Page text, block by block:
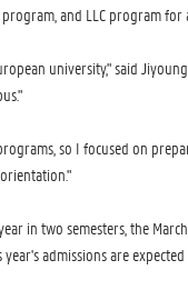
and LLC program
university," said
so I focused on
in two semesters, the
admissions are